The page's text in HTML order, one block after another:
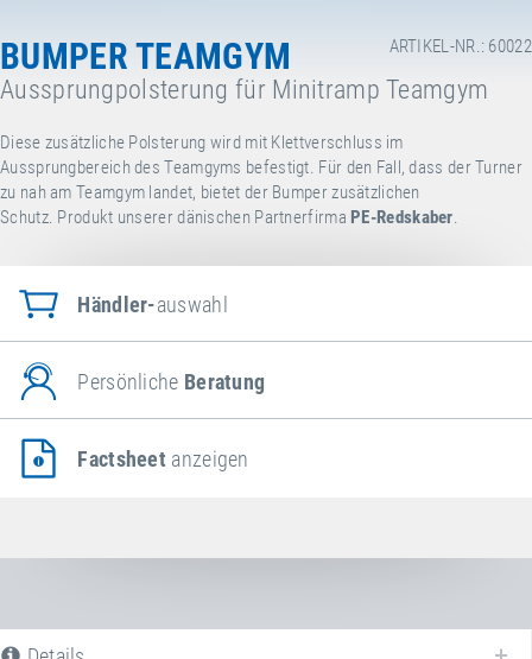
ARTIKEL-NR.: 60022
BUMPER TEAMGYM
Aussprungpolsterung für Minitramp Teamgym
Diese zusätzliche Polsterung wird mit Klettverschluss im
Aussprungbereich des Teamgyms befestigt. Für den Fall, dass der Turner
zu nah am Teamgym landet, bietet der Bumper zusätzlichen
Schutz. Produkt unserer dänischen Partnerfirma PE-Redskaber.
Händler-auswahl
Persönliche Beratung
Factsheet anzeigen